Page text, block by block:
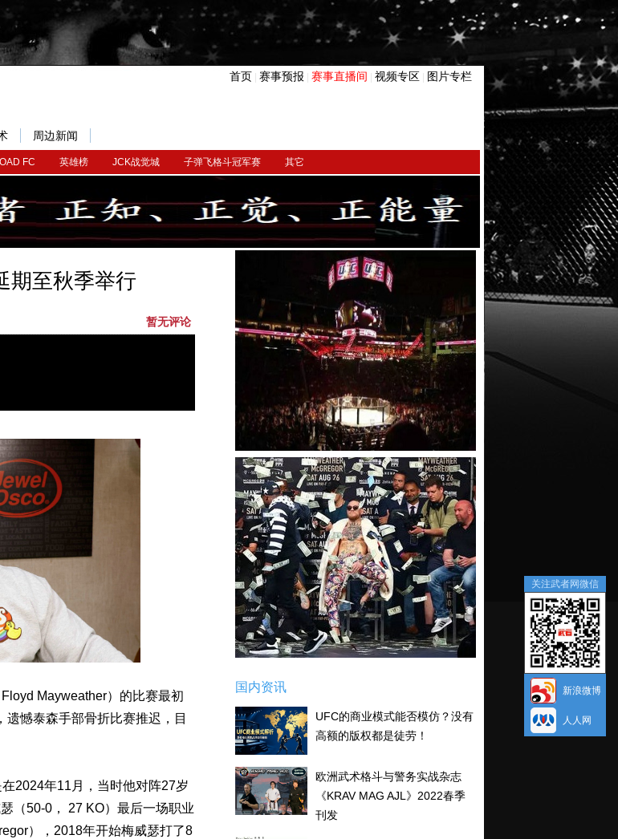
首页 赛事预报 赛事直播间 视频专区 图片专栏
FC 英雄榜 JCK战觉城 子弹飞格斗冠军赛 其它
周边新闻
期至秋季举行
暂无评论
Mayweather）的比赛最初
憾泰森手部骨折比赛推迟，目
2024年11月，当时他对阵27岁
（50-0， 27 KO）最后一场职业
），2018年开始梅威瑟打了8
国内资讯
UFC的商业模式能否模仿？没有
高额的版权都是徒劳！
欧洲武术格斗与警务实战杂志
《KRAV MAG AJL》2022春季
刊发
关注武者网微信
新浪微博
人人网